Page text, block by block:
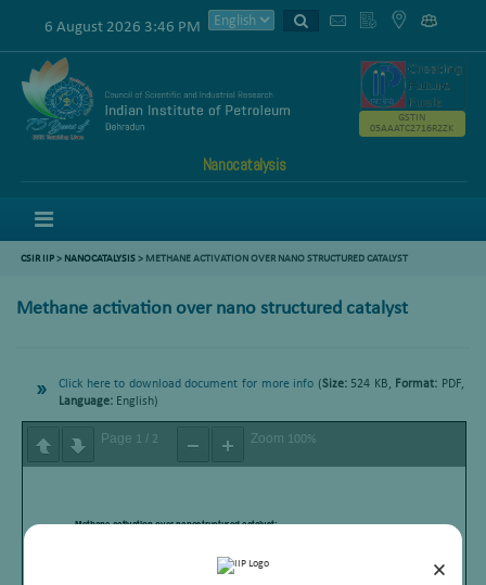
×
6 August 2026 3:46 PM
Nanocatalysis
GSTIN
05AAATC2716R2ZK
CSIR IIP> NANOCATALYSIS> METHANE ACTIVATION OVER NANO STRUCTURED CATALYST
Methane activation over nano structured catalyst
Click here to download document for more info (Size:524 KB, Format: PDF,
Language: English)
Page 1 / 2 Zoom 100%